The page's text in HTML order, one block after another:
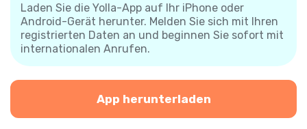
Laden Sie die Yolla-App auf Ihr iPhone oder
Android-Gerät herunter. Melden Sie sich mit Ihren
registrierten Daten an und beginnen Sie sofort mit
internationalen Anrufen.
App herunterladen